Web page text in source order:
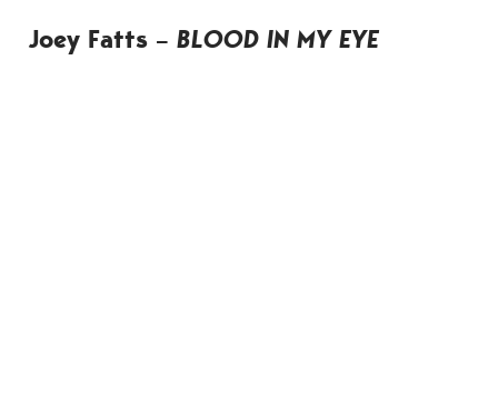
Joey Fatts – BLOOD IN MY EYE